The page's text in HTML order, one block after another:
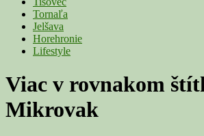
Tornaľa
Jelšava
Horehronie
Lifestyle
Viac v rovnakom
Mikrovak